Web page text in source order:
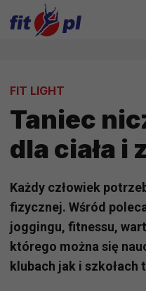
FIT LIGHT
Taniec
dla ciała i
Każdy człowiek
fizycznej. Wśród
joggingu, fitnessu,
którego można się
klubach jak i szkołach